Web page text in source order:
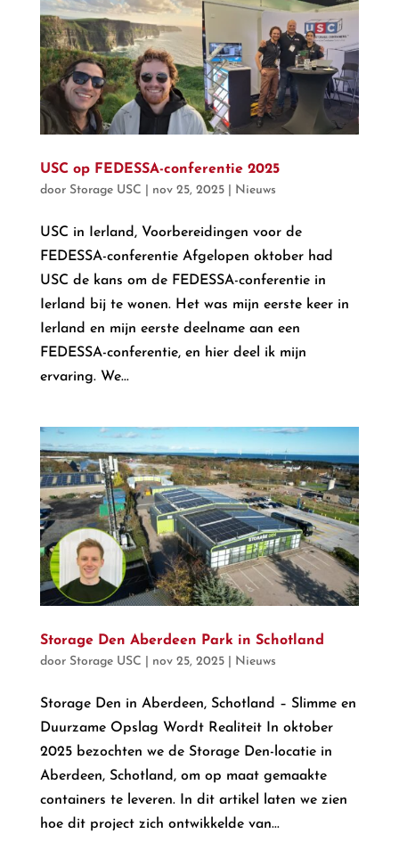
USC op FEDESSA-conferentie 2025
door Storage USC nov 25, 2025| Nieuws
USC in Ierland, Voorbereidingen voor de
FEDESSA-conferentie Afgelopen oktober had
USC de kans om de FEDESSA-conferentie in
Ierland bij te wonen. Het was mijn eerste keer in
Ierland en mijn eerste deelname aan een
FEDESSA-conferentie, en hier deel ik mijn
ervaring. We...
Storage Den Aberdeen Park in Schotland
door Storage USC nov 25, 2025| Nieuws
Storage Den in Aberdeen, Schotland – Slimme en
Duurzame Opslag Wordt Realiteit In oktober
2025 bezochten we de Storage Den-locatie in
Aberdeen, Schotland, om op maat gemaakte
containers te leveren. In dit artikel laten we zien
hoe dit project zich ontwikkelde van...